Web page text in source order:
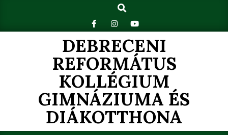
content
Search
DEBRECENI
REFORMÁTUS
KOLLÉGIUM
GIMNÁZIUMA ÉS
DIÁKOTTHONA